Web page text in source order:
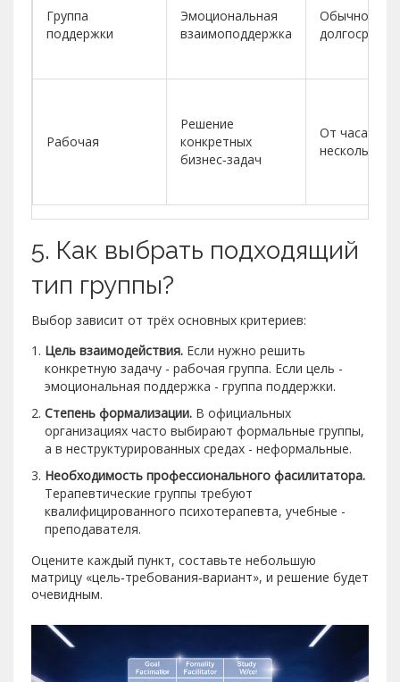
Группа
поддержки
Эмоциональная
взаимоподдержка
Обычно
Рабочая
Решение
конкретных
бизнес‑задач
От часа до
нескольких
5. Как выбрать подходящий
тип группы?
Выбор зависит от трёх основных критериев:
Цель взаимодействия. Если нужно решить
конкретную задачу - рабочая группа. Если цель -
эмоциональная поддержка - группа поддержки.
Степень формализации. В официальных
организациях часто выбирают формальные группы,
а в неструктурированных средах - неформальные.
Необходимость профессионального фасилитатора.
Терапевтические группы требуют
квалифицированного психотерапевта, учебные -
преподавателя.
Оцените каждый пункт, составьте небольшую
матрицу «цель‑требования‑вариант», и решение будет
очевидным.